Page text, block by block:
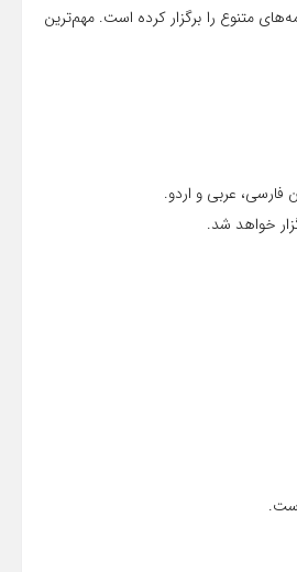
متنوع را برگزار کرده است. مهم‌ترین
عربی و اردو.